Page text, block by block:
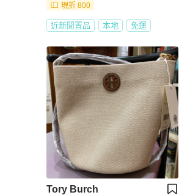
現折 800
近新閒置品 本地 免運
Tory Burch